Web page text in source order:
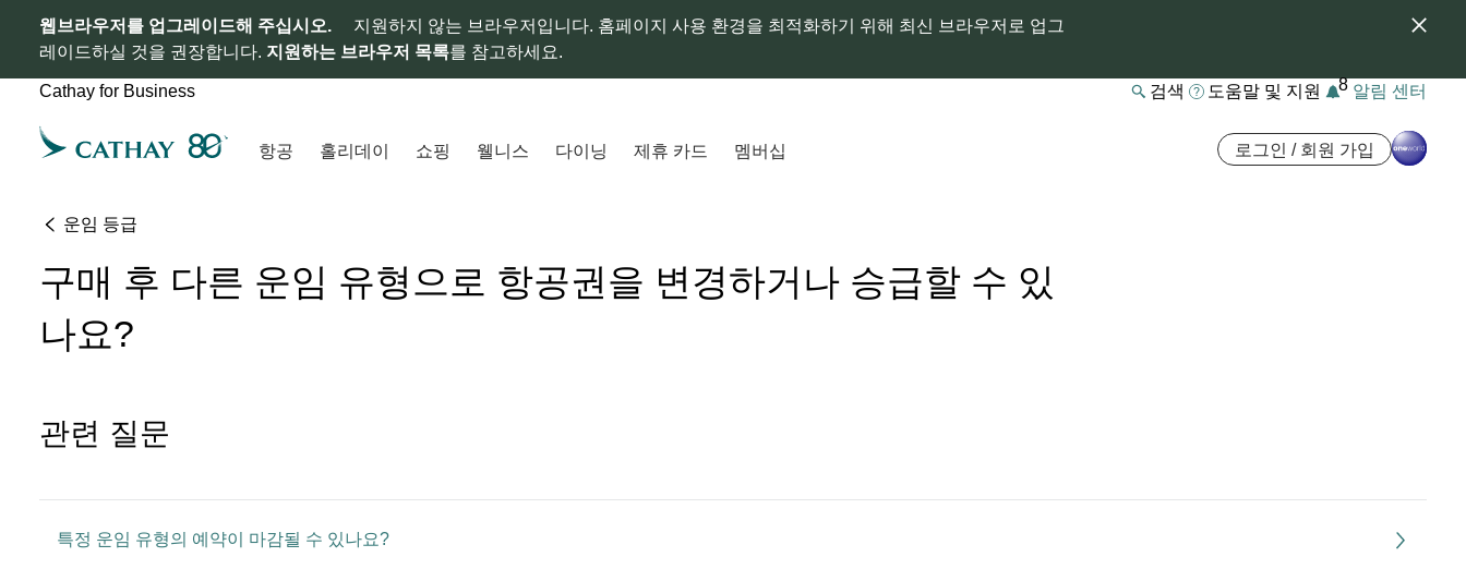
웹브라우저를 업그레이드해 주십시오.
지원하지 않는 브라우저입니다. 홈페이지 사용 환경을 최적화하기 위해 최신 브라우저로 업그
레이드하실 것을 권장합니다. 지원하는 브라우저 목록를 참고하세요.
Cathay for Business 검색 도움말 및 지원 8 알림 센터
항공 홀리데이 쇼핑 웰니스 다이닝 제휴 카드 멤버십 로그인 / 회원 가입
운임 등급
구매 후 다른 운임 유형으로 항공권을 변경하거나 승급할 수 있
나요?
관련 질문
특정 운임 유형의 예약이 마감될 수 있나요?